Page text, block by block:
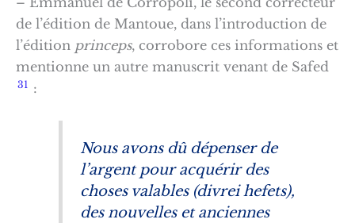
de l’édition de Mantoue, dans l’introduction de
l’édition princeps, corrobore ces informations et
mentionne un autre manuscrit venant de Safed
31 :
Nous avons dû dépenser de
l’argent pour acquérir des
choses valables (divrei hefets),
des nouvelles et anciennes